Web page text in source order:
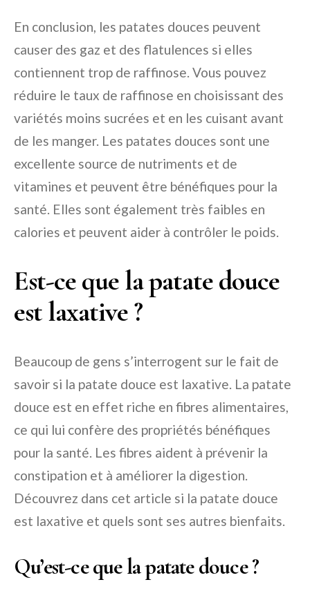
En conclusion, les patates douces peuvent
causer des gaz et des flatulences si elles
contiennent trop de raffinose. Vous pouvez
réduire le taux de raffinose en choisissant des
variétés moins sucrées et en les cuisant avant
de les manger. Les patates douces sont une
excellente source de nutriments et de
vitamines et peuvent être bénéfiques pour la
santé. Elles sont également très faibles en
calories et peuvent aider à contrôler le poids.
Est-ce que la patate douce
est laxative ?
Beaucoup de gens s’interrogent sur le fait de
savoir si la patate douce est laxative. La patate
douce est en effet riche en fibres alimentaires,
ce qui lui confère des propriétés bénéfiques
pour la santé. Les fibres aident à prévenir la
constipation et à améliorer la digestion.
Découvrez dans cet article si la patate douce
est laxative et quels sont ses autres bienfaits.
Qu’est-ce que la patate douce ?